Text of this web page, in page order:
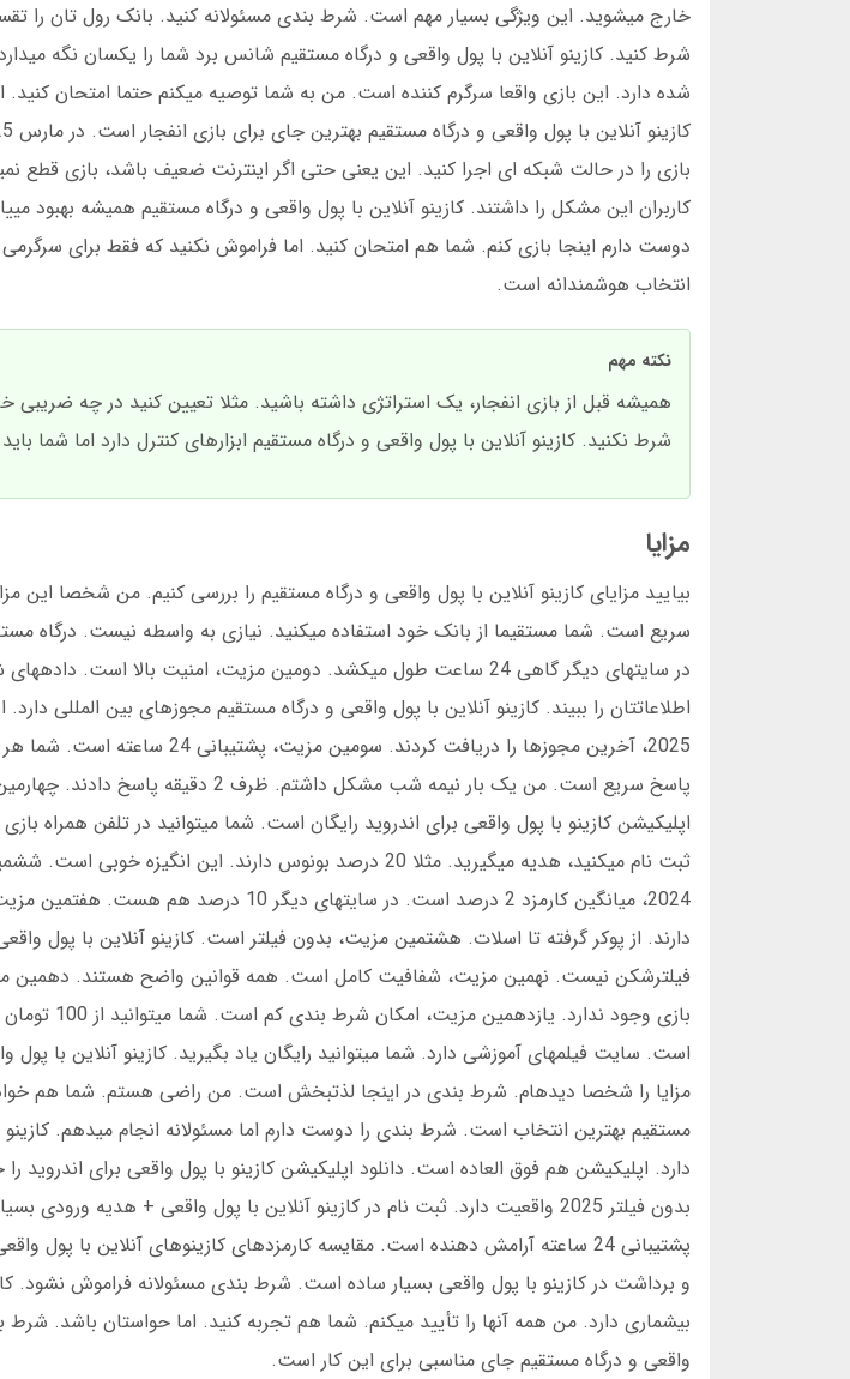
شده دارد. این بازی واقعا سرگرم کننده است. من به شما توصیه میکنم حتما امتحان
بازی را در حالت شبکه ای اجرا کنید. این یعنی حتی اگر اینترنت ضعیف باشد، بازی قطع
کاربران این مشکل را داشتند. کازینو آنلاین با پول واقعی و درگاه مستقیم همیشه
دوست دارم اینجا بازی کنم. شما هم امتحان کنید. اما فراموش نکنید که فقط برای
انتخاب هوشمندانه است.
نکته مهم
همیشه قبل از بازی انفجار، یک استراتژی داشته باشید. مثلا تعیین کنید در چه ضریبی
شرط نکنید. کازینو آنلاین با پول واقعی و درگاه مستقیم ابزارهای کنترل دارد اما شما
مزایا
بیایید مزایای کازینو آنلاین با پول واقعی و درگاه مستقیم را بررسی کنیم. من شخصا این
در سایتهای دیگر گاهی 24 ساعت طول میکشد. دومین مزیت، امنیت بالا
اطلاعاتتان را ببیند. کازینو آنلاین با پول واقعی و درگاه مستقیم مجوزهای بین المللی
2025، آخرین مجوزها را دریافت
پاسخ سریع است. من یک بار نیمه شب مشکل
اپلیکیشن کازینو با پول واقعی برای اندروید رایگان است. شما میتوانید در تلفن
ثبت نام میکنید، هدیه میگیرید. مثلا 20 درصد بونوس دارند. این
فیلترشکن نیست. نهمین مزیت، شفافیت کامل است. همه قوانین واضح هستند. دهمین
بازی وجود
است. سایت فیلمهای آموزشی دارد. شما میتوانید رایگان یاد بگیرید. کازینو آنلاین با
مزایا را شخصا دیدهام. شرط بندی در اینجا لذتبخش است. من راضی هستم. شما هم خواهید
مستقیم بهترین انتخاب است. شرط بندی را دوست دارم اما مسئولانه انجام میدهم. کازینو
دارد. اپلیکیشن هم فوق العاده است. دانلود اپلیکیشن کازینو با پول واقعی برای اندروید
بدون فیلتر 2025 واقعیت دارد. ثبت نام در کازینو آنلاین با پول واقعی + هدیه
پشتیبانی 24 ساعته آرامش دهنده است. مقایسه کارمزدهای کازینوهای آنلاین با
و برداشت در کازینو با پول واقعی بسیار ساده است. شرط بندی مسئولانه فراموش نشود.
بیشماری دارد. من همه آنها را تأیید میکنم. شما هم تجربه کنید. اما حواستان باشد.
واقعی و درگاه مستقیم جای مناسبی برای این کار است.